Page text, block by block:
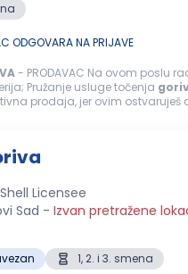
ODGOVARA NA PRIJAVE
- PRODAVAC Na ovom poslu
Pružanje usluge točenja
prodaja, jer ovim ostvaruješ
Licensee
Sad - Izvan pretražene
1, 2. i 3. smena